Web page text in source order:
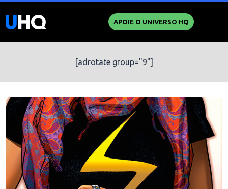
APOIE O UNIVERSO HQ
[adrotate group="9"]